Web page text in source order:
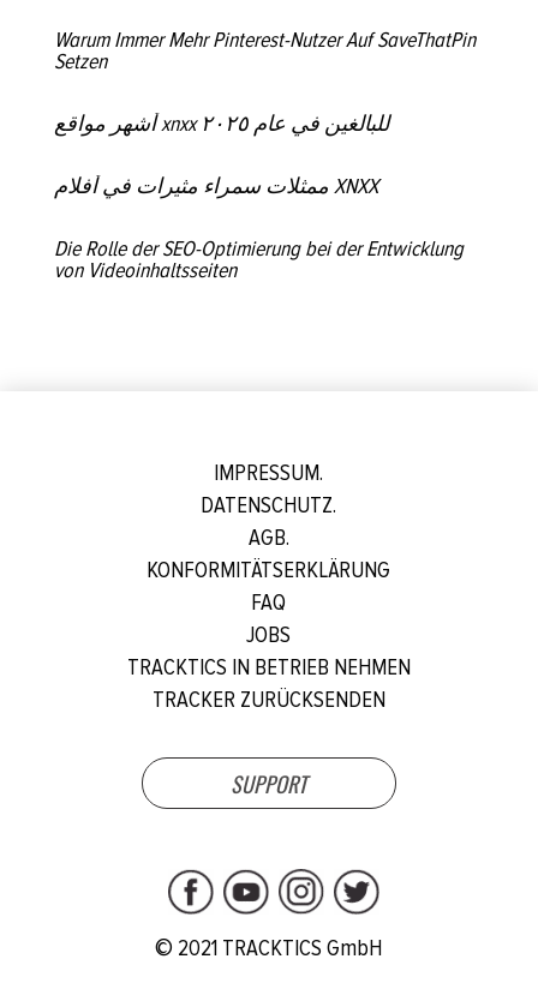
Warum Immer Mehr Pinterest-Nutzer Auf SaveThatPin
Setzen
أشهر مواقع xnxx للبالغين في عام ٢٠٢٥
ممثلات سمراء مثيرات في أفلام XNXX
Die Rolle der SEO-Optimierung bei der Entwicklung
von Videoinhaltsseiten
IMPRESSUM.
DATENSCHUTZ.
AGB.
KONFORMITÄTSERKLÄRUNG
FAQ
JOBS
TRACKTICS IN BETRIEB NEHMEN
TRACKER ZURÜCKSENDEN
SUPPORT
© 2021 TRACKTICS GmbH